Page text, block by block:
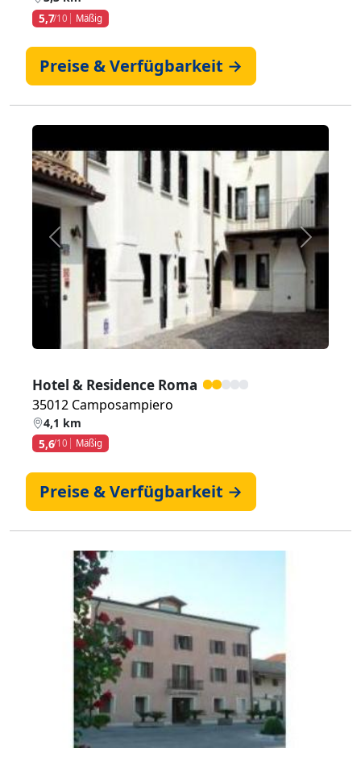
5,7/10 Mäßig
Preise & Verfügbarkeit →
Zurück Weiter
Hotel & Residence Roma
35012 Camposampiero
4,1 km
5,6/10 Mäßig
Preise & Verfügbarkeit →
Zurück